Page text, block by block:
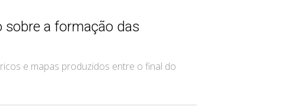
sobre a formação das
e mapas produzidos entre o final do